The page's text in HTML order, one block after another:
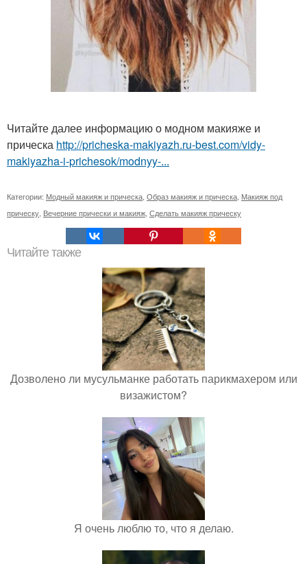
Читайте далее информацию о модном макияже и
прическа http://pricheska-makiyazh.ru-best.com/vidy-
makiyazha-i-prichesok/modnyy-...
Категории: Модный макияж и прическа, Образ макияж и прическа, Макияж под
прическу, Вечерние прически и макияж, Сделать макияж прическу
Читайте также
Дозволено ли мусульманке работать парикмахером или
визажистом?
Я очень люблю то, что я делаю.